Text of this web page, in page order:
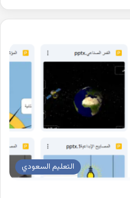
التعليم السعودي